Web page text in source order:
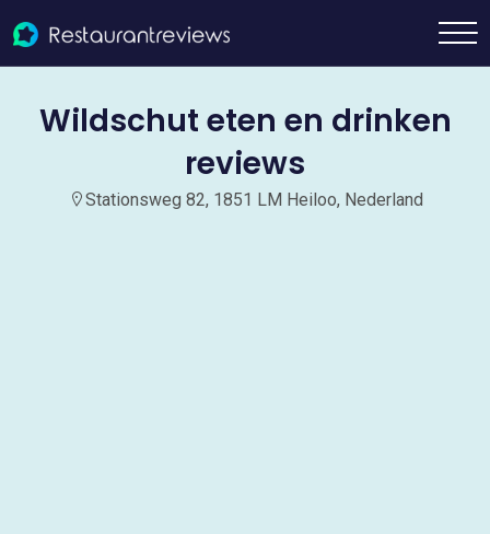
Wildschut eten en drinken
reviews
Stationsweg 82, 1851 LM Heiloo, Nederland